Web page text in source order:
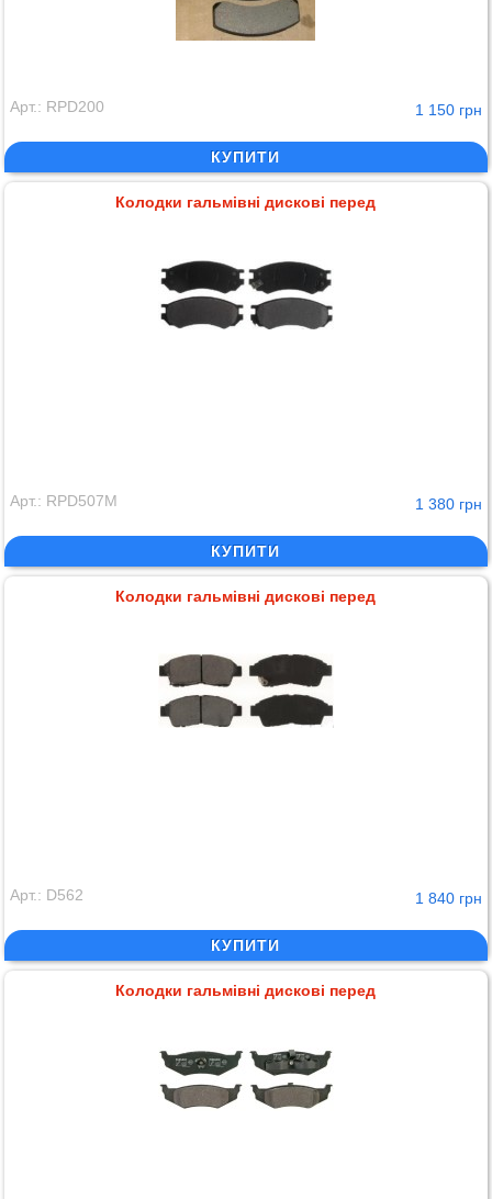
Арт.: RPD200 1 150 грн
КУПИТИ
Колодки гальмівні дискові перед
Арт.: RPD507M 1 380 грн
КУПИТИ
Колодки гальмівні дискові перед
Арт.: D562 1 840 грн
КУПИТИ
Колодки гальмівні дискові перед